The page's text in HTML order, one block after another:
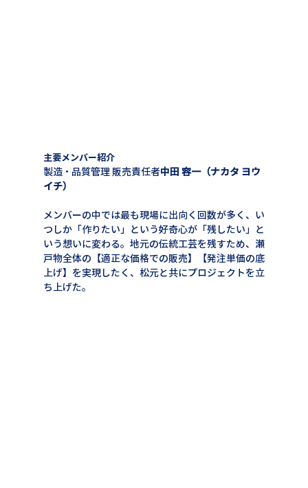
主要メンバー紹介
製造・品質管理 販売責任者中田 容一（ナカタ ヨウ
イチ）
メンバーの中では最も現場に出向く回数が多く、い
つしか「作りたい」という好奇心が「残したい」と
いう想いに変わる。地元の伝統工芸を残すため、瀬
戸物全体の【適正な価格での販売】【発注単価の底
上げ】を実現したく、松元と共にプロジェクトを立
ち上げた。